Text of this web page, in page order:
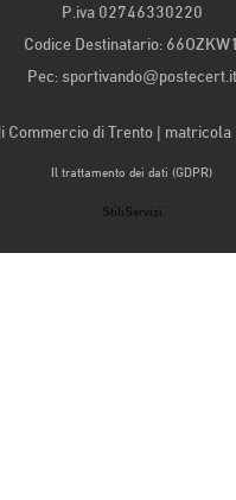
P.iva 02746330220
Codice Destinatario:
Pec: sportivando@postecert.it
Commercio di Trento |
Il trattamento dei dati (GDPR)
StiliServizi